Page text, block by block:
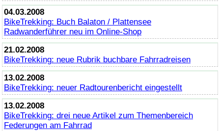
04.03.2008
BikeTrekking: Buch Balaton / Plattensee
Radwanderführer neu im Online-Shop
21.02.2008
BikeTrekking: neue Rubrik buchbare Fahrradreisen
13.02.2008
BikeTrekking: neuer Radtourenbericht eingestellt
13.02.2008
BikeTrekking: drei neue Artikel zum Themenbereich
Federungen am Fahrrad